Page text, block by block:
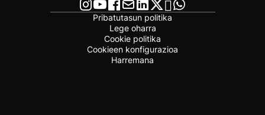
Pribatutasun politika
Lege oharra
Cookie politika
Cookieen konfigurazioa
Harremana